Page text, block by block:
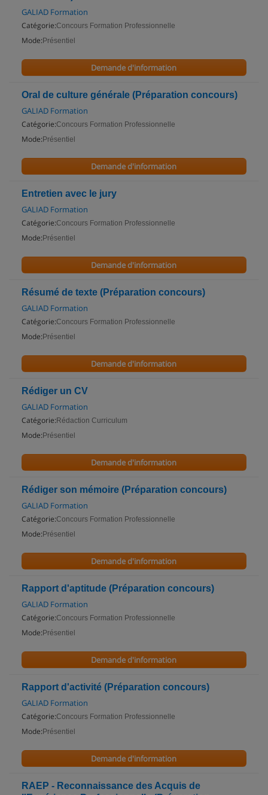
GALIAD Formation
Catégorie:Concours Formation Professionnelle
Mode: Présentiel
Demande d'information
Oral de culture générale (Préparation concours)
GALIAD Formation
Catégorie:Concours Formation Professionnelle
Mode: Présentiel
Demande d'information
Entretien avec le jury
GALIAD Formation
Catégorie:Concours Formation Professionnelle
Mode: Présentiel
Demande d'information
Résumé de texte (Préparation concours)
GALIAD Formation
Catégorie:Concours Formation Professionnelle
Mode: Présentiel
Demande d'information
Rédiger un CV
GALIAD Formation
Catégorie: Rédaction Curriculum
Mode: Présentiel
Demande d'information
Rédiger son mémoire (Préparation concours)
GALIAD Formation
Catégorie:Concours Formation Professionnelle
Mode: Présentiel
Demande d'information
Rapport d'aptitude (Préparation concours)
GALIAD Formation
Catégorie:Concours Formation Professionnelle
Mode: Présentiel
Demande d'information
Rapport d'activité (Préparation concours)
GALIAD Formation
Catégorie:Concours Formation Professionnelle
Mode: Présentiel
Demande d'information
RAEP - Reconnaissance des Acquis de